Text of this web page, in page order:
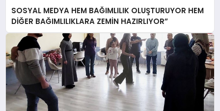
SOSYAL MEDYA HEM BAĞIMLILIK OLUŞTURUYOR HEM
DİĞER BAĞIMLILIKLARA ZEMİN HAZIRLIYOR”